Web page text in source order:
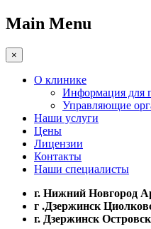
Main Menu
×
О клинике
Информация для
Управляющие
Наши услуги
Цены
Лицензии
Контакты
Наши специалисты
г. Нижний Новгород
г .Дзержинск
г. Дзержинск